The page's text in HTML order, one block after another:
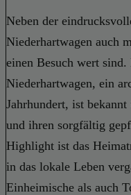
Neben der
Niederhartwagen auch
einen Besuch wert
Niederhartwagen, ein
Jahrhundert, ist
und ihren sorgfältig
Highlight ist das
in das lokale Leben
Einheimische als auch